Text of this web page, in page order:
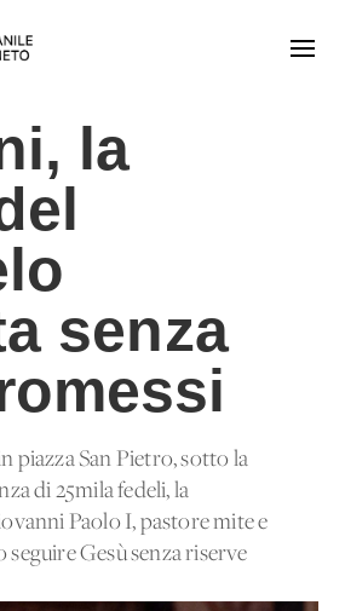
la
senza
piazza San Pietro, sotto la
di 25mila fedeli, la
Paolo I, pastore mite e
seguire Gesù senza riserve